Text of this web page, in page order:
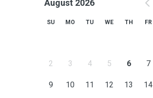
August 2026
SU MO TU WE TH FR
2 3 4 5 6 7
9 10 11 12 13 14